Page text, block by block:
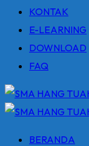
KONTAK
E-LEARNING
DOWNLOAD
FAQ
BERANDA